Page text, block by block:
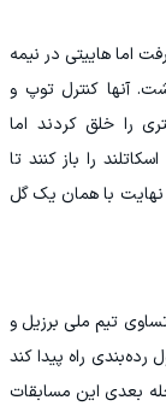
اما هاییتی در نیمه
آنها کنترل توپ و
را خلق کردند اما
را باز کنند تا
نهایت با همان یک گل
تیم ملی برزیل و
راه پیدا کند
بعدی این مسابقات